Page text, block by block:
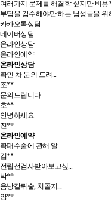
여러가지 문제를 해결학 싶지만 비용
부담을 감수해야만 하는 남성들을 위
카카오톡상담
네이버상담
온라인상담
온라인예약
온라인상담
확인 차 문의 드려...
조**
문의드립니다.
호**
안녕하세요
진**
온라인예약
확대수술에 관해 알...
김**
전립선검사받아보고싶...
박**
음낭갈퀴술, 치골지...
양**